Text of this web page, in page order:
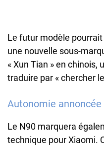
Le futur modèle
une nouvelle sous-
« Xun Tian » en chinois,
traduire par « chercher
Autonomie
Le N90 marquera
technique pour Xiaomi.